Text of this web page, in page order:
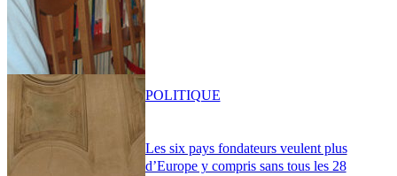
Les six pays fondateurs veulent plus
d’Europe y compris sans tous les 28
POLITIQUE